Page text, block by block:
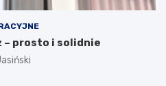
– prosto i solidnie